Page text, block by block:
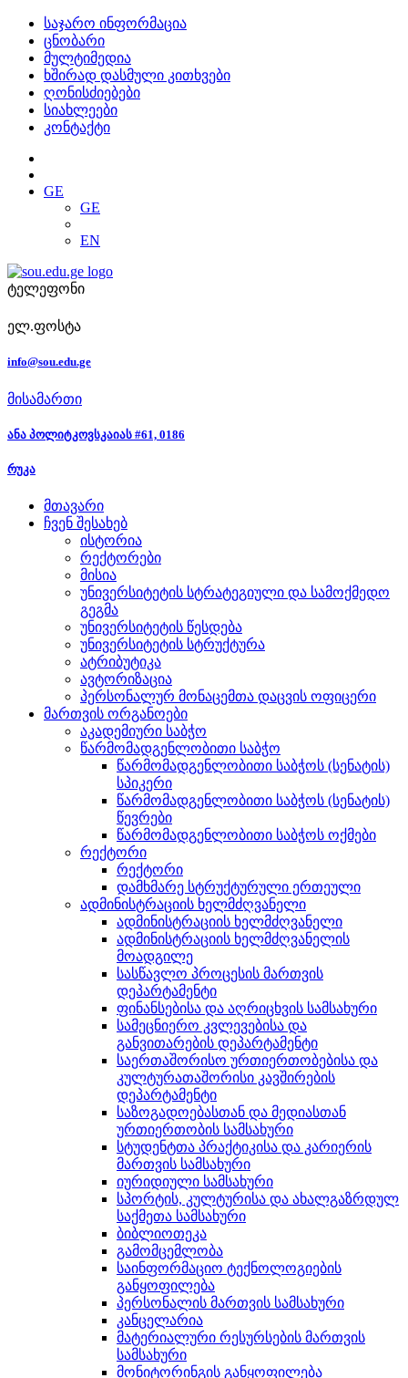
საჯარო ინფორმაცია
ცნობარი
მულტიმედია
ხშირად დასმული კითხვები
ღონისძიებები
სიახლეები
კონტაქტი
GE
GE
EN
ტელეფონი
ელ.ფოსტა
info@sou.edu.ge
მისამართი
ანა პოლიტკოვსკაიას #61, 0186
რუკა
მთავარი
ჩვენ შესახებ
ისტორია
რექტორები
მისია
უნივერსიტეტის სტრატეგიული და სამოქმედო
გეგმა
უნივერსიტეტის წესდება
უნივერსიტეტის სტრუქტურა
ატრიბუტიკა
ავტორიზაცია
პერსონალურ მონაცემთა დაცვის ოფიცერი
მართვის ორგანოები
აკადემიური საბჭო
წარმომადგენლობითი საბჭო
წარმომადგენლობითი საბჭოს (სენატის)
სპიკერი
წარმომადგენლობითი საბჭოს (სენატის)
წევრები
წარმომადგენლობითი საბჭოს ოქმები
რექტორი
რექტორი
დამხმარე სტრუქტურული ერთეული
ადმინისტრაციის ხელმძღვანელი
ადმინისტრაციის ხელმძღვანელი
ადმინისტრაციის ხელმძღვანელის
მოადგილე
სასწავლო პროცესის მართვის
დეპარტამენტი
ფინანსებისა და აღრიცხვის სამსახური
სამეცნიერო კვლევებისა და
განვითარების დეპარტამენტი
საერთაშორისო ურთიერთობებისა და
კულტურათაშორისი კავშირების
დეპარტამენტი
საზოგადოებასთან და მედიასთან
ურთიერთობის სამსახური
სტუდენტთა პრაქტიკისა და კარიერის
მართვის სამსახური
იურიდიული სამსახური
სპორტის, კულტურისა და ახალგაზრდულ
საქმეთა სამსახური
ბიბლიოთეკა
გამომცემლობა
საინფორმაციო ტექნოლოგიების
განყოფილება
პერსონალის მართვის სამსახური
კანცელარია
მატერიალური რესურსების მართვის
სამსახური
მონიტორინგის განყოფილება